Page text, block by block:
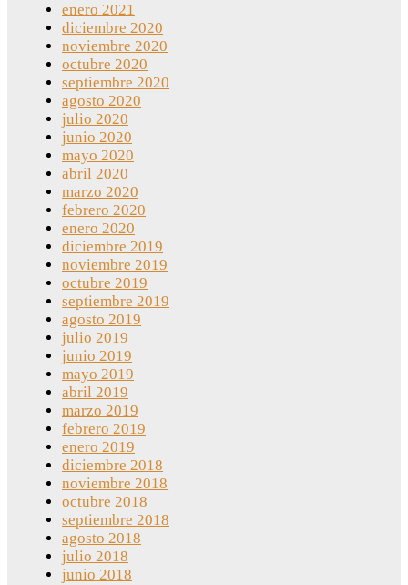
enero 2021
diciembre 2020
noviembre 2020
octubre 2020
septiembre 2020
agosto 2020
julio 2020
junio 2020
mayo 2020
abril 2020
marzo 2020
febrero 2020
enero 2020
diciembre 2019
noviembre 2019
octubre 2019
septiembre 2019
agosto 2019
julio 2019
junio 2019
mayo 2019
abril 2019
marzo 2019
febrero 2019
enero 2019
diciembre 2018
noviembre 2018
octubre 2018
septiembre 2018
agosto 2018
julio 2018
junio 2018